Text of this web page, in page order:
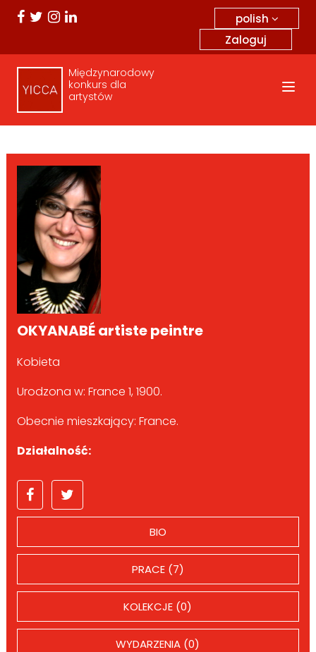
polish
Zaloguj
Międzynarodowy
konkurs dla
artystów
OKYANABÉ artiste peintre
Kobieta
Urodzona w: France 1, 1900.
Obecnie mieszkający: France.
Działalność:
BIO
PRACE (7)
KOLEKCJE (0)
WYDARZENIA (0)